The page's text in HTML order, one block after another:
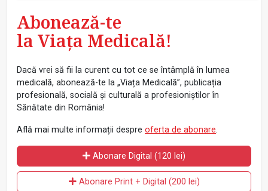
Abonează-te
la Viața Medicală!
Dacă vrei să fii la curent cu tot ce se întâmplă în lumea
medicală, abonează-te la „Viața Medicală”, publicația
profesională, socială și culturală a profesioniștilor în
Sănătate din România!
Află mai multe informații despre oferta de abonare.
Abonare Digital (120 lei)
Abonare Print + Digital (200 lei)